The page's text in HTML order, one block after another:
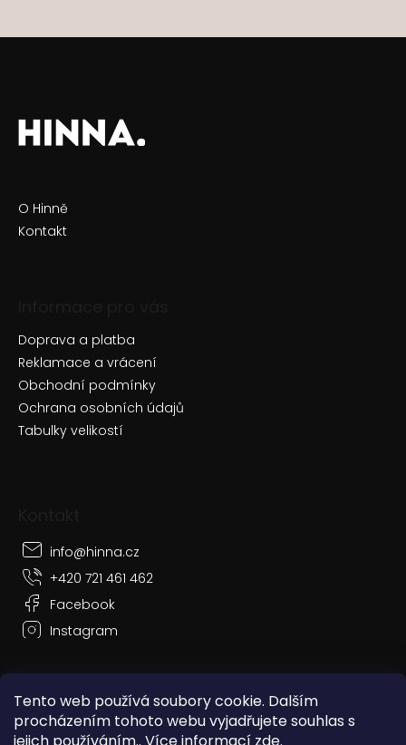
Tento web používá soubory cookie. Dalším
procházením tohoto webu vyjadřujete souhlas s
O Hinně
Kontakt
Doprava a platba
Reklamace a vrácení
Obchodní podmínky
Ochrana osobních údajů
Tabulky velikostí
info@hinna.cz
+420 721 461 462
Facebook
Instagram
Vytvořil Shoptet